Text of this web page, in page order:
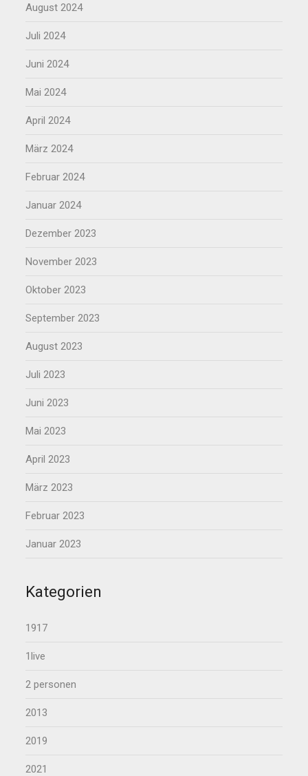
August 2024
Juli 2024
Juni 2024
Mai 2024
April 2024
März 2024
Februar 2024
Januar 2024
Dezember 2023
November 2023
Oktober 2023
September 2023
August 2023
Juli 2023
Juni 2023
Mai 2023
April 2023
März 2023
Februar 2023
Januar 2023
Kategorien
1917
1live
2 personen
2013
2019
2021